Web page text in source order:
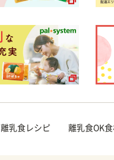
離乳食レシピ 離乳食OK